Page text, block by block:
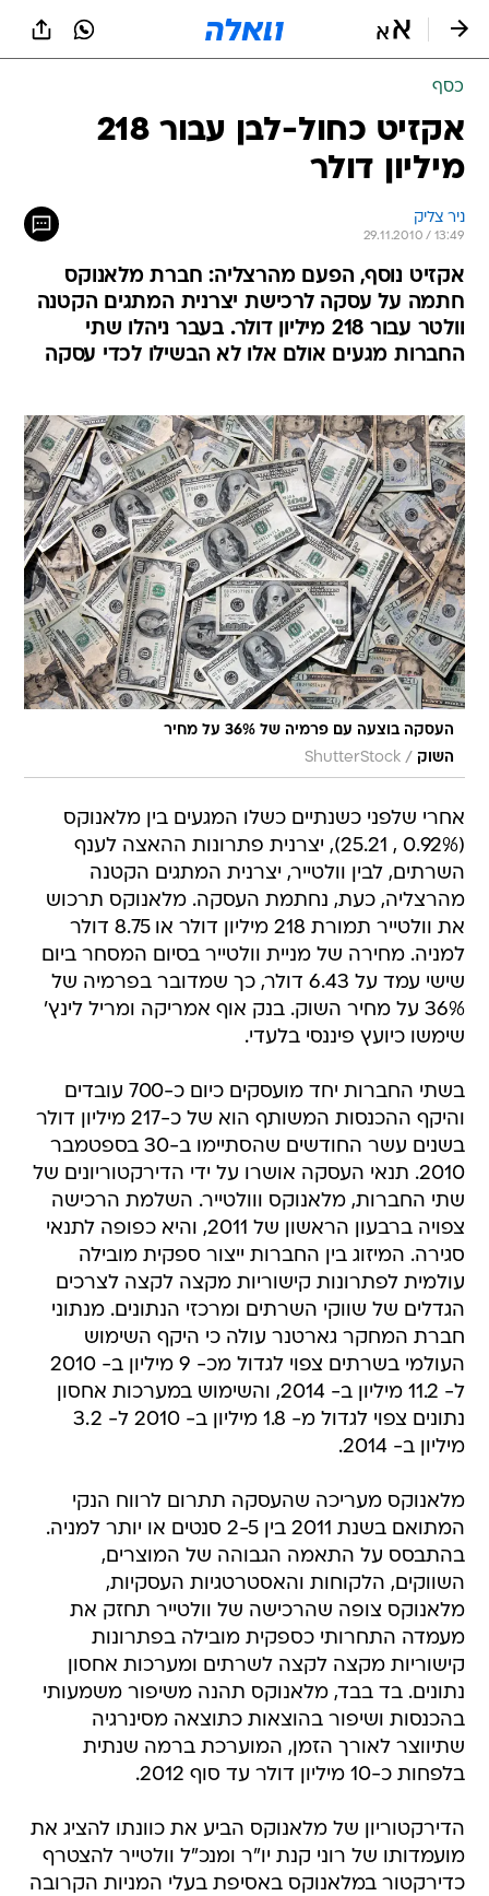
כסף
אקזיט כחול-לבן עבור 218
מיליון דולר
ניר צליק
29.11.2010 / 13:49
אקזיט נוסף, הפעם מהרצליה: חברת מלאנוקס
חתמה על עסקה לרכישת יצרנית המתגים הקטנה
וולטר עבור 218 מיליון דולר. בעבר ניהלו שתי
החברות מגעים אולם אלו לא הבשילו לכדי עסקה
העסקה בוצעה עם פרמיה של 36% על מחיר
השוק /
ShutterStock
אחרי שלפני כשנתיים כשלו המגעים בין מלאנוקס
(0.92% , 25.21), יצרנית פתרונות ההאצה לענף
השרתים, לבין וולטייר, יצרנית המתגים הקטנה
מהרצליה, כעת, נחתמת העסקה. מלאנוקס תרכוש
את וולטייר תמורת 218 מיליון דולר או 8.75 דולר
למניה. מחירה של מניית וולטייר בסיום המסחר ביום
שישי עמד על 6.43 דולר, כך שמדובר בפרמיה של
36% על מחיר השוק. בנק אוף אמריקה ומריל לינץ'
שימשו כיועץ פיננסי בלעדי.
בשתי החברות יחד מועסקים כיום כ-700 עובדים
והיקף ההכנסות המשותף הוא של כ-217 מיליון דולר
בשנים עשר החודשים שהסתיימו ב-30 בספטמבר
2010. תנאי העסקה אושרו על ידי הדירקטוריונים של
שתי החברות, מלאנוקס ווולטייר. השלמת הרכישה
צפויה ברבעון הראשון של 2011, והיא כפופה לתנאי
סגירה. המיזוג בין החברות ייצור ספקית מובילה
עולמית לפתרונות קישוריות מקצה לקצה לצרכים
הגדלים של שווקי השרתים ומרכזי הנתונים. מנתוני
חברת המחקר גארטנר עולה כי היקף השימוש
העולמי בשרתים צפוי לגדול מכ- 9 מיליון ב- 2010
ל- 11.2 מיליון ב- 2014, והשימוש במערכות אחסון
נתונים צפוי לגדול מ- 1.8 מיליון ב- 2010 ל- 3.2
מיליון ב- 2014.
מלאנוקס מעריכה שהעסקה תתרום לרווח הנקי
המתואם בשנת 2011 בין 2-5 סנטים או יותר למניה.
בהתבסס על התאמה הגבוהה של המוצרים,
השווקים, הלקוחות והאסטרטגיות העסקיות,
מלאנוקס צופה שהרכישה של וולטייר תחזק את
מעמדה התחרותי כספקית מובילה בפתרונות
קישוריות מקצה לקצה לשרתים ומערכות אחסון
נתונים. בד בבד, מלאנוקס תהנה משיפור משמעותי
בהכנסות ושיפור בהוצאות כתוצאה מסינרגיה
שתיווצר לאורך הזמן, המוערכת ברמה שנתית
בלפחות כ-10 מיליון דולר עד סוף 2012.
הדירקטוריון של מלאנוקס הביע את כוונתו להציג את
מועמדותו של רוני קנת יו"ר ומנכ"ל וולטייר להצטרף
כדירקטור במלאנוקס באסיפת בעלי המניות הקרובה